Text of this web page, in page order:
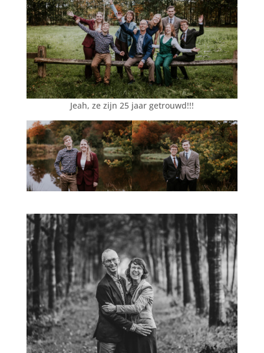
Jeah, ze zijn 25 jaar getrouwd!!!